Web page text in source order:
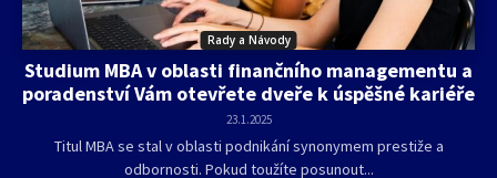
Rady a Návody
Studium MBA v oblasti finančního managementu a
poradenství Vám otevřete dveře k úspěšné kariéře
23.1.2025
Titul MBA se stal v oblasti podnikání synonymem prestiže a
odbornosti. Pokud toužíte posunout...